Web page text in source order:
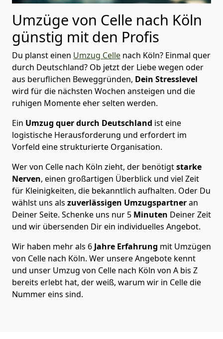
Umzüge von Celle nach Köln
günstig mit den Profis
Du planst einen Umzug Celle nach Köln? Einmal quer
durch Deutschland? Ob jetzt der Liebe wegen oder
aus beruflichen Beweggründen, Dein Stresslevel
wird für die nächsten Wochen ansteigen und die
ruhigen Momente eher selten werden.
Ein Umzug quer durch Deutschland ist eine
logistische Herausforderung und erfordert im
Vorfeld eine strukturierte Organisation.
Wer von Celle nach Köln zieht, der benötigtstarke
Nerven, einen großartigen Überblick und viel Zeit
für Kleinigkeiten, die bekanntlich aufhalten. Oder Du
wählst uns als zuverlässigen Umzugspartneran
Deiner Seite. Schenke uns nur 5 Minuten Deiner Zeit
und wir übersenden Dir ein individuelles Angebot.
Wir haben mehr als 6 Jahre Erfahrung mit Umzügen
von Celle nach Köln. Wer unsere Angebote kennt
und unser Umzug von Celle nach Köln von A bis Z
bereits erlebt hat, der weiß, warum wir in Celle die
Nummer eins sind.